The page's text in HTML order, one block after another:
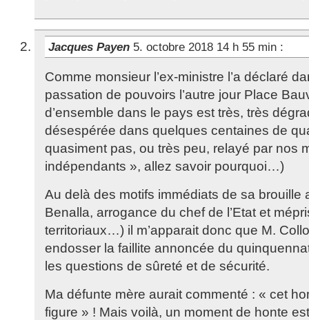
Jacques Payen 5. octobre 2018 14 h 55 min :
Comme monsieur l’ex-ministre l’a déclaré
passation de pouvoirs l’autre jour Place
d’ensemble dans le pays est très, très
désespérée dans quelques centaines de
quasiment pas, ou très peu, relayé par nos
indépendants », allez savoir pourquoi…)
Au delà des motifs immédiats de sa brouille
Benalla, arrogance du chef de l’Etat et
territoriaux…) il m’apparait donc que M.
endosser la faillite annoncée du
les questions de sûreté et de sécurité.
Ma défunte mère aurait commenté : « cet
figure » ! Mais voilà, un moment de honte